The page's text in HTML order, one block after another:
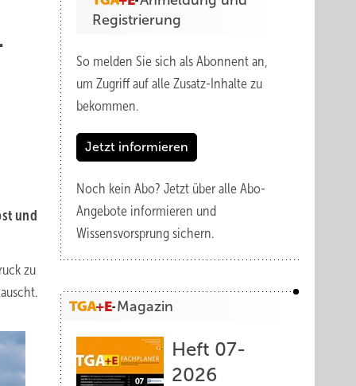
und
zu
Registrierung
So melden Sie sich als Abonnent an,
um Zugriff auf alle Zusatz-Inhalte zu
bekommen.
Jetzt informieren
Noch kein Abo? Jetzt über alle Abo-
Angebote informieren und
Wissensvorsprung sichern.
Magazin
Heft 07-
2026